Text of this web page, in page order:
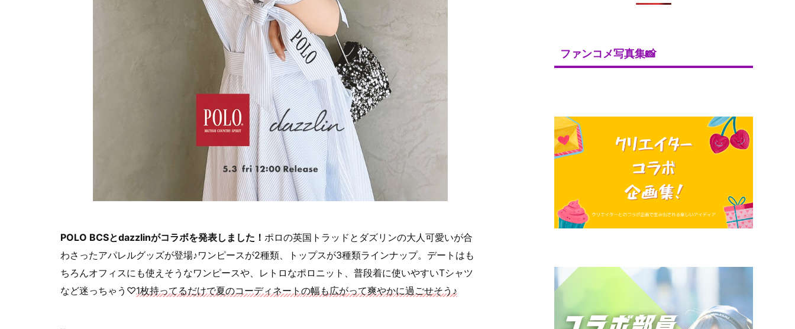
POLO BCSとdazzlinがコラボを発表しました！ ポロの英国トラッドとダズリンの大人可愛いが合
わさったアパレルグッズが登場♪ワンピースが2種類、トップスが3種類ラインナップ。デートはも
ちろんオフィスにも使えそうなワンピースや、レトロなポロニット、普段着に使いやすいTシャツ
など迷っちゃう♡1枚持ってるだけで夏のコーディネートの幅も広がって爽やかに過ごせそう♪
ファンコメ写真集📸